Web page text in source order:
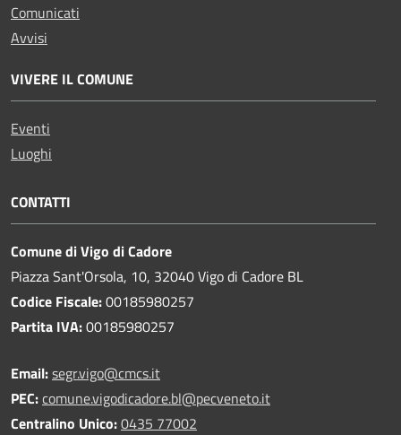
Comunicati
Avvisi
VIVERE IL COMUNE
Eventi
Luoghi
CONTATTI
Comune di Vigo di Cadore
Piazza Sant'Orsola, 10, 32040 Vigo di Cadore BL
Codice Fiscale:00185980257
Partita IVA:00185980257
Email:segr.vigo@cmcs.it
PEC:comune.vigodicadore.bl@pecveneto.it
Centralino Unico:0435 77002